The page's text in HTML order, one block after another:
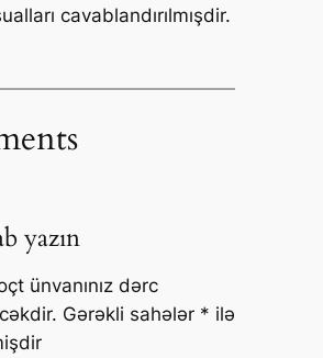
cavablandırılmışdir.
yazın
ünvanınız dərc
Gərəkli sahələr * ilə